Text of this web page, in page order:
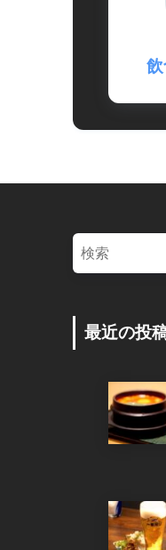
最近の投